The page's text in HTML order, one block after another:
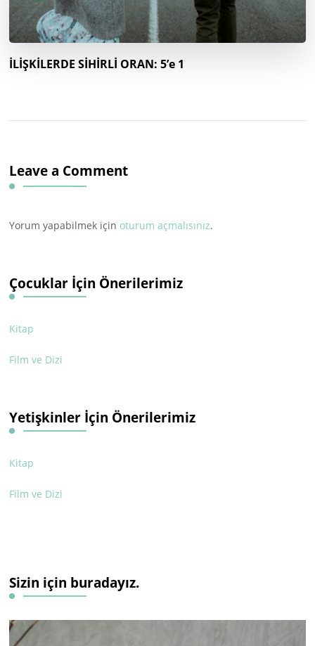
İLİŞKİLERDE SİHİRLİ ORAN: 5’e 1
Leave a Comment
Yorum yapabilmek için oturum açmalısınız.
Çocuklar İçin Önerilerimiz
Kitap
Film ve Dizi
Yetişkinler İçin Önerilerimiz
Kitap
Film ve Dizi
Sizin için buradayız.